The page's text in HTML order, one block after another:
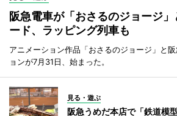
阪急電車が「おさるのジョージ
ード、ラッピング列車も
アニメーション作品「おさるのジョージ」と
ョンが7月31日、始まった。
見る・遊ぶ
阪急うめだ本店で「鉄道模